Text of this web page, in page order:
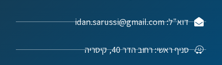
דוא"ל: idan.sarussi@gmail.com
סניף ראשי: רחוב הדר 40, קיסריה